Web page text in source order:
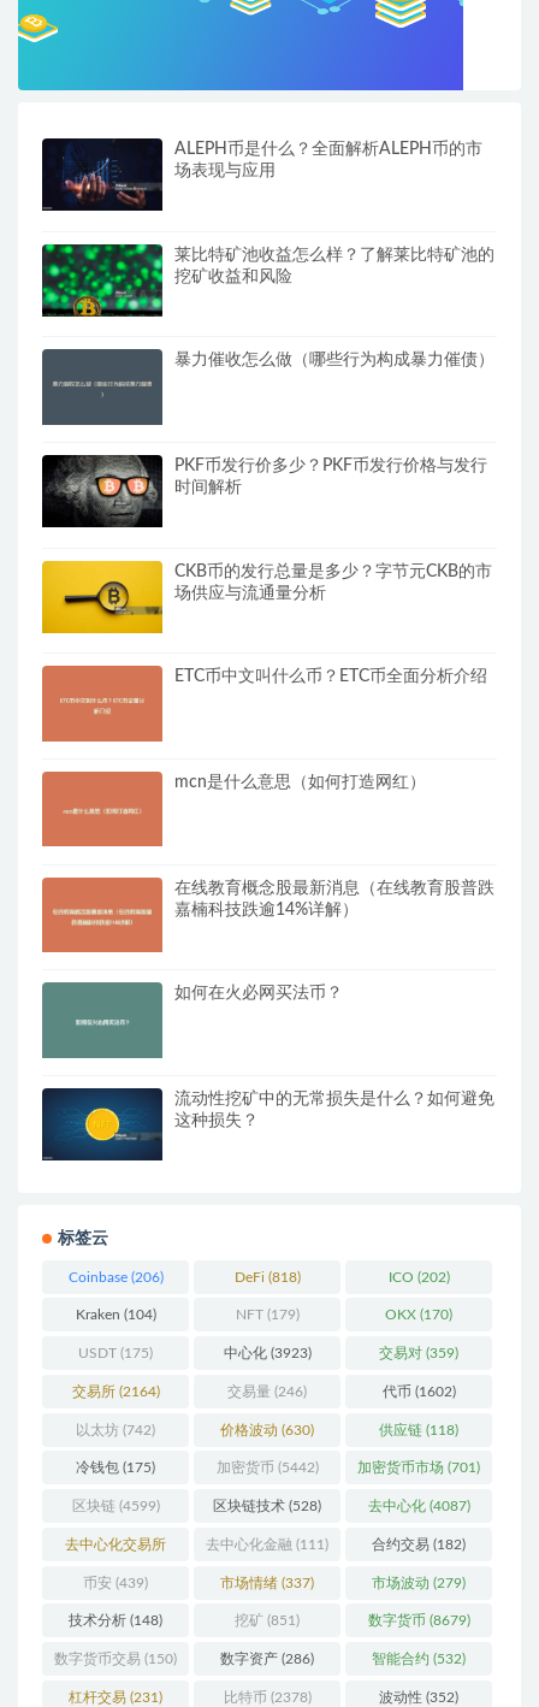
ALEPH币是什么？全面解析ALEPH币的市
场表现与应用
莱比特矿池收益怎么样？了解莱比特矿池的
挖矿收益和风险
暴力催收怎么做（哪些行为构成暴力催债）
PKF币发行价多少？PKF币发行价格与发行
时间解析
CKB币的发行总量是多少？字节元CKB的市
场供应与流通量分析
ETC币中文叫什么币？ETC币全面分析介绍
mcn是什么意思（如何打造网红）
在线教育概念股最新消息（在线教育股普跌
嘉楠科技跌逾14%详解）
如何在火必网买法币？
流动性挖矿中的无常损失是什么？如何避免
这种损失？
标签云
Coinbase(206) DeFi (818) ICO (202)
Kraken (104) NFT(179) OKX (170)
USDT (175) 中心化(3923) 交易对 (359)
交易所(2164) 交易量 (246) 代币 (1602)
以太坊 (742) 价格波动 (630) 供应链 (118)
冷钱包 (175) 加密货币 (5442) 加密货币市场 (701)
区块链(4599) 区块链技术 (528) 去中心化(4087)
去中心化交易所
(196)
去中心化金融 (111) 合约交易 (182)
币安 (439) 市场情绪 (337) 市场波动 (279)
技术分析 (148) 挖矿 (851) 数字货币 (8679)
数字货币交易 (150) 数字资产 (286) 智能合约 (532)
杠杆交易 (231) 比特币 (2378) 波动性 (352)